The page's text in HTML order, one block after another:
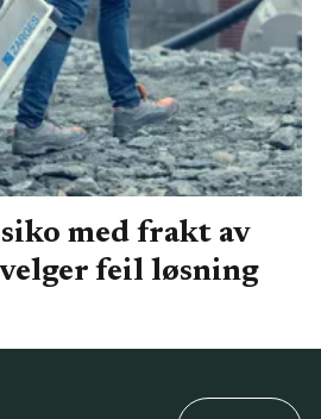
med frakt av
feil løsning